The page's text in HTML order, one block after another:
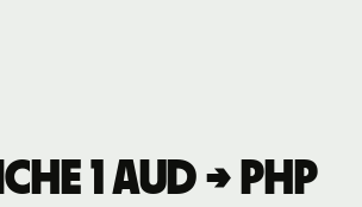
1 AUD → PHP